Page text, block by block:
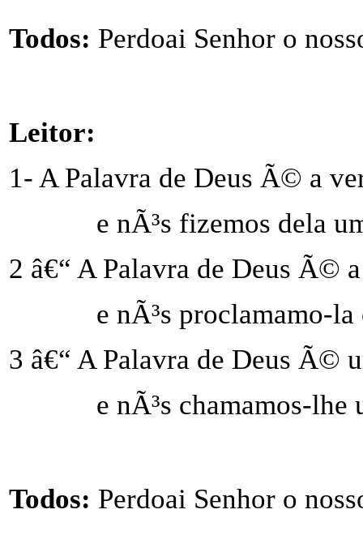
Todos: Perdoai Senhor o
Leitor:
1- A Palavra de Deus Ã© a
e nÃ³s fizemos dela
2 â€“ A Palavra de Deus Ã©
e nÃ³s proclamamo-
3 â€“ A Palavra de Deus Ã©
e nÃ³s chamamos-
Todos: Perdoai Senhor o